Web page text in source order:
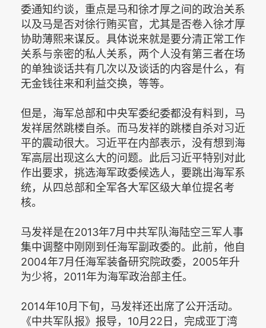
委通知约谈，重点是马和徐才厚之间的政治关系
以及马是否对徐行贿买官，尤其是否卷入徐才厚
协助薄熙来谋反。具体说来就是要分清正常工作
关系与亲密的私人关系，两个人没有第三者在场
的单独谈话共有几次以及谈话的内容是什么，有
无金钱往来和利益交换，等等。
但是，海军总部和中央军委纪委都没有料到，马
发祥居然跳楼自杀。而马发祥的跳楼自杀对习近
平的震动很大。习近平在内部表示，没有想到海
军高层出现这么大的问题。此后习近平特别对此
作出要求，挑选海军政委候选人，要跳出海军系
统，从四总部和全军各大军区级大单位提名考
核。
马发祥是在2013年7月中共军队海陆空三军人事
集中调整中刚刚到任海军副政委的。此前，他自
2004年7月任海军装备研究院政委，2005年升
为少将，2011年为海军政治部主任。
2014年10月下旬，马发祥还出席了公开活动。
《中共军队报》报导，10月22日，完成亚丁湾